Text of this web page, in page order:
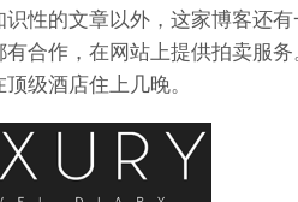
性的文章以外，这家博客还有
合作，在网站上提供拍卖服务
级酒店住上几晚。